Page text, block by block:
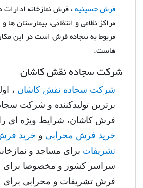
فرش حسینیه، فرش نمازخانه ادارات
مراکز نظامی و انتظامی، بیمارستان ها و
مربوط به سجاده فرش است در این
هاست.
شرکت سجاده نقش کاشان
شرکت سجاده نقش کاشان ،
برترین تولیدکننده و شرکت
فرش کاشان، شرایط ویژه ای
خرید فرش محرابی و خرید
تشریفات برای مساجد و
سراسر کشور و مخصوصا برای
فرش تشریفات و محرابی